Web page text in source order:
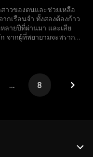
าวของตนและช่วยเหลือ
กเรือนจำ ทั้งสองต้องก้าว
ายปีที่ผ่านมา และเสีย
จากผู้ที่พยายามจะพราก
... 8